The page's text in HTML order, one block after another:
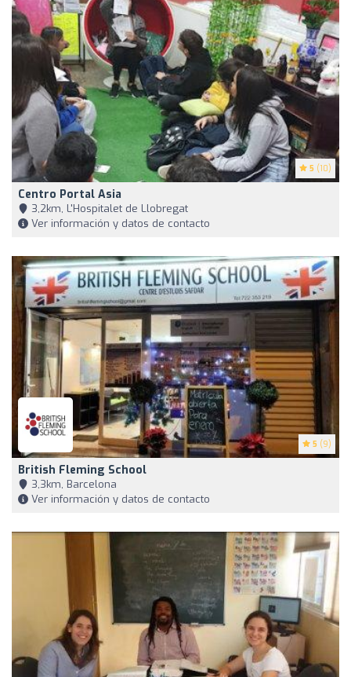
5 (10)
Centro Portal Asia
3,2km, L'Hospitalet de Llobregat
Ver información y datos de contacto
5 (9)
British Fleming School
3,3km, Barcelona
Ver información y datos de contacto